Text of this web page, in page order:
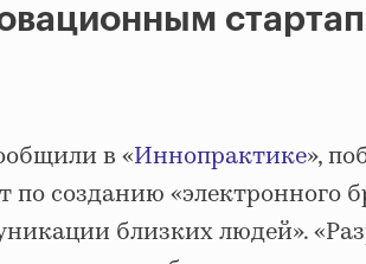
в «Иннопрактике»,
по созданию «электронного
близких людей».